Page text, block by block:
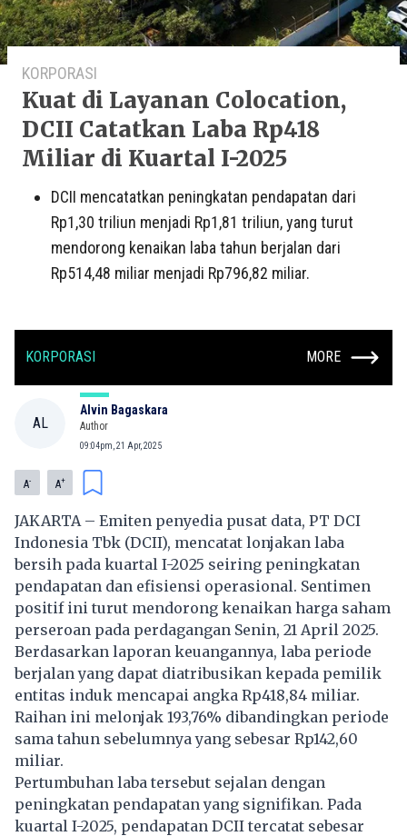
KORPORASI
Kuat di Layanan Colocation,
DCII Catatkan Laba Rp418
Miliar di Kuartal I-2025
DCII mencatatkan peningkatan pendapatan dari
Rp1,30 triliun menjadi Rp1,81 triliun, yang turut
mendorong kenaikan laba tahun berjalan dari
Rp514,48 miliar menjadi Rp796,82 miliar.
KORPORASI MORE
AL
Alvin Bagaskara
Author
09:04pm, 21 Apr, 2025
A- A+
JAKARTA – Emiten penyedia pusat data, PT DCI
Indonesia Tbk (DCII), mencatat lonjakan laba
bersih pada kuartal I-2025 seiring peningkatan
pendapatan dan efisiensi operasional. Sentimen
positif ini turut mendorong kenaikan harga saham
perseroan pada perdagangan Senin, 21 April 2025.
Berdasarkan laporan keuangannya, laba periode
berjalan yang dapat diatribusikan kepada pemilik
entitas induk mencapai angka Rp418,84 miliar.
Raihan ini melonjak 193,76% dibandingkan periode
sama tahun sebelumnya yang sebesar Rp142,60
miliar.
Pertumbuhan laba tersebut sejalan dengan
peningkatan pendapatan yang signifikan. Pada
kuartal I-2025, pendapatan DCII tercatat sebesar